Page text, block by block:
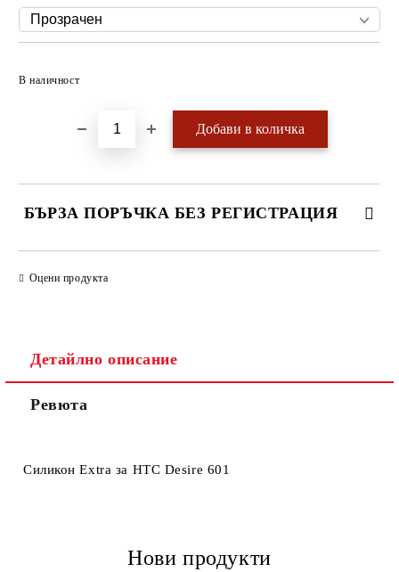
В наличност
БЪРЗА ПОРЪЧКА БЕЗ РЕГИСТРАЦИЯ
Оцени продукта
Детайлно описание
Ревюта
Силикон Extra за HTC Desire 601
Нови продукти